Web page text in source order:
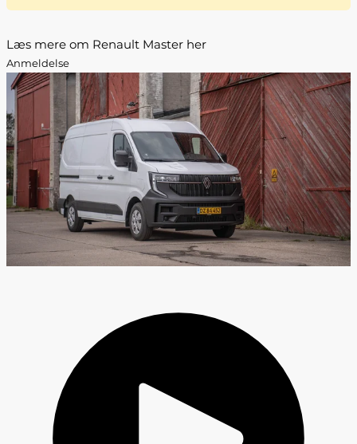
Læs mere om Renault Master her
Anmeldelse